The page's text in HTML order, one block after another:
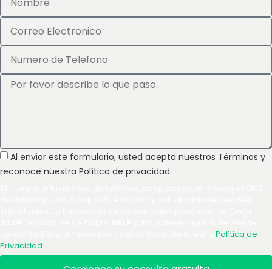
Al enviar este formulario, usted acepta nuestros Términos y
reconoce nuestra Política de privacidad.
Política de
Privacidad